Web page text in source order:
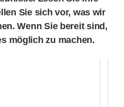
Sie sich vor, was wir
Wenn Sie bereit sind,
möglich zu machen.